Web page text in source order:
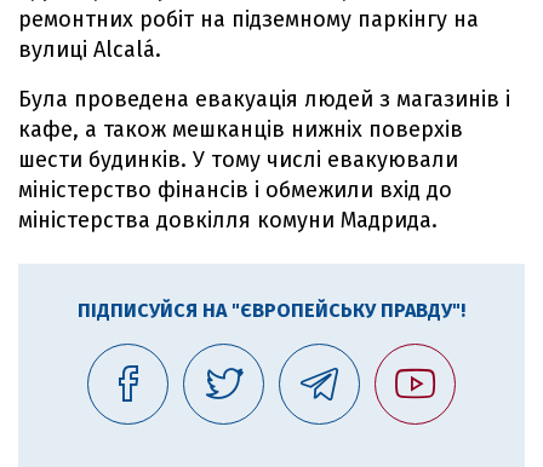
ремонтних робіт на підземному паркінгу на
вулиці Alcalá.
Була проведена евакуація людей з магазинів і
кафе, а також мешканців нижніх поверхів
шести будинків. У тому числі евакуювали
міністерство фінансів і обмежили вхід до
міністерства довкілля комуни Мадрида.
ПІДПИСУЙСЯ НА "ЄВРОПЕЙСЬКУ ПРАВДУ"!